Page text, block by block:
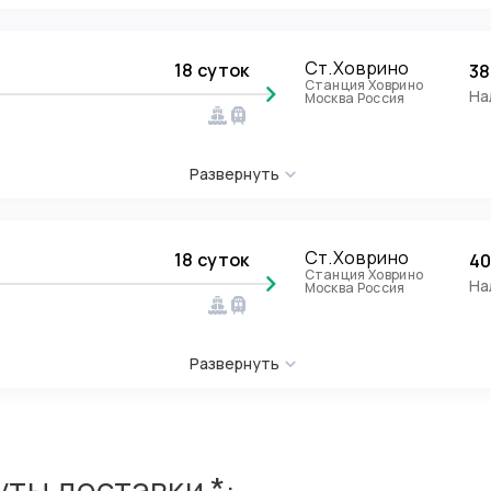
18 суток Ст.Ховрино
Станция Ховрино
Москва Россия
Развернуть
18 суток Ст.Ховрино
Станция Ховрино
Москва Россия
Развернуть